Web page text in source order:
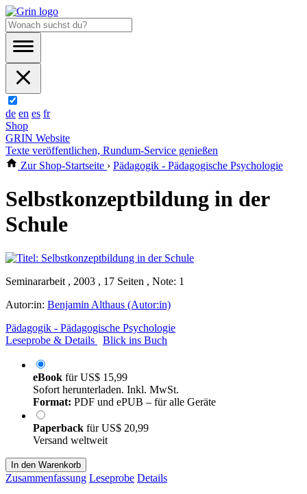
de en es fr
Shop
GRIN Website
Texte veröffentlichen, Rundum-Service genießen
Zur Shop-Startseite › Pädagogik - Pädagogische Psychologie
Selbstkonzeptbildung in der
Schule
Seminararbeit , 2003 , 17 Seiten , Note: 1
Autor:in: Benjamin Althaus (Autor:in)
Pädagogik - Pädagogische Psychologie
Leseprobe & Details
Blick ins Buch
eBook fürUS$ 15,99
Sofort herunterladen. Inkl. MwSt.
Format: PDF und ePUB – für alle Geräte
Paperback fürUS$ 20,99
Versand weltweit
In den Warenkorb
Zusammenfassung Leseprobe Details